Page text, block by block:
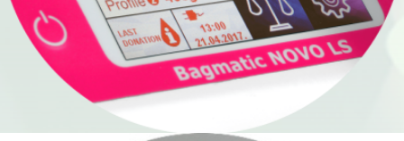
Fizioterapinė ir reabilitacinė įranga